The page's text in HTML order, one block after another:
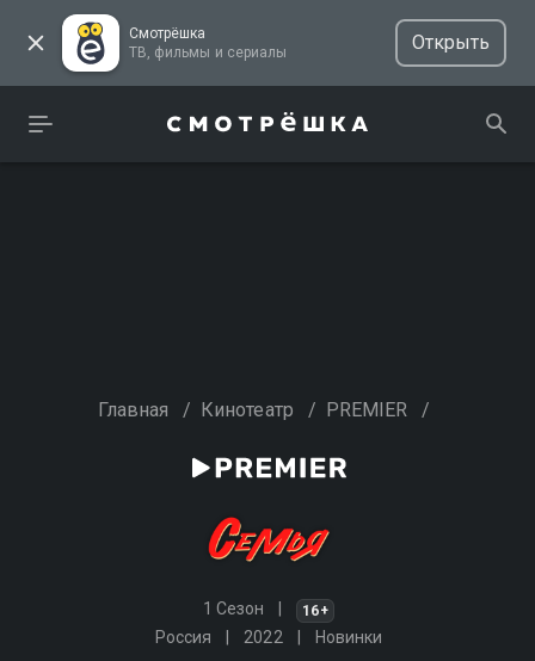
Смотрёшка
ТВ, фильмы и сериалы
Открыть
Главная / Кинотеатр / PREMIER /
1 Сезон 16+
Россия 2022 Новинки